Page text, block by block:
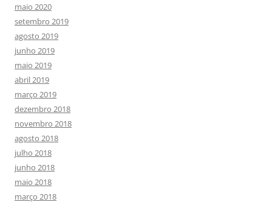
maio 2020
setembro 2019
agosto 2019
junho 2019
maio 2019
abril 2019
março 2019
dezembro 2018
novembro 2018
agosto 2018
julho 2018
junho 2018
maio 2018
março 2018